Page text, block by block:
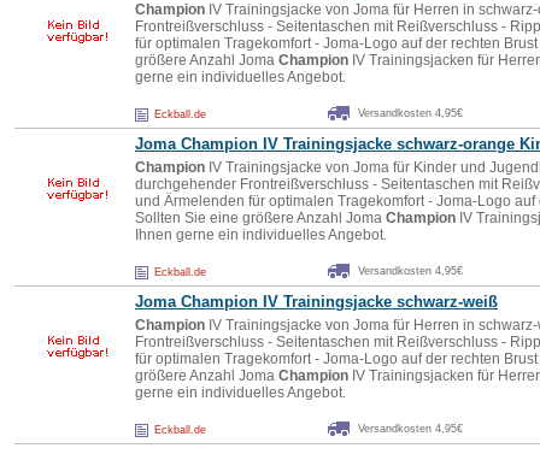
Champion IV Trainingsjacke von Joma für Herren in
Frontreißverschluss - Seitentaschen mit Reißverschluss -
für optimalen Tragekomfort - Joma-Logo auf der rechten
größere Anzahl Joma Champion IV Trainingsjacken für
gerne ein individuelles Angebot.
Eckball.de Versandkosten 4,95€
Joma Champion IV Trainingsjacke schwarz-orange
Champion IV Trainingsjacke von Joma für Kinder und
durchgehender Frontreißverschluss - Seitentaschen mit
und Ärmelenden für optimalen Tragekomfort - Joma-Logo
Sollten Sie eine größere Anzahl Joma Champion IV
Ihnen gerne ein individuelles Angebot.
Eckball.de Versandkosten 4,95€
Joma Champion IV Trainingsjacke schwarz-weiß
Champion IV Trainingsjacke von Joma für Herren in
Frontreißverschluss - Seitentaschen mit Reißverschluss -
für optimalen Tragekomfort - Joma-Logo auf der rechten
größere Anzahl Joma Champion IV Trainingsjacken für
gerne ein individuelles Angebot.
Eckball.de Versandkosten 4,95€